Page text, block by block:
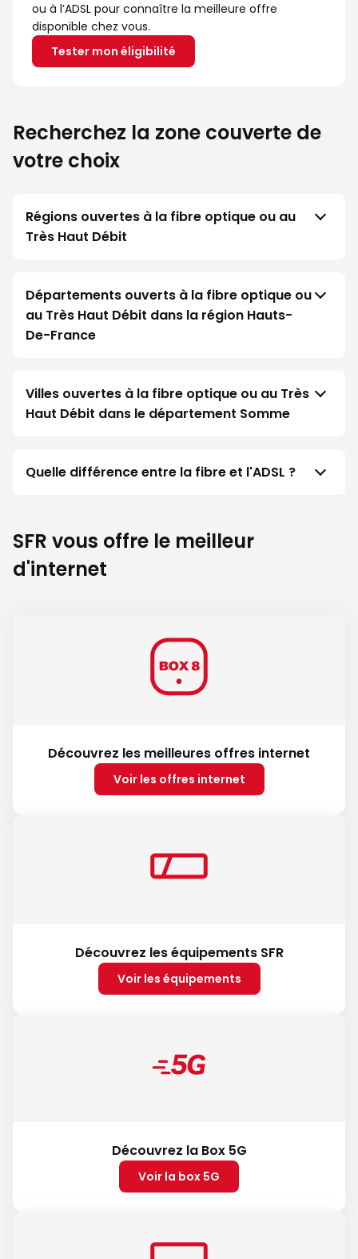
ou à l’ADSL pour connaître la meilleure offre
disponible chez vous.
Tester mon éligibilité
Recherchez la zone couverte de
votre choix
Régions ouvertes à la fibre optique ou au
Très Haut Débit
Départements ouverts à la fibre optique ou
au Très Haut Débit dans la région Hauts-
De-France
Villes ouvertes à la fibre optique ou au Très
Haut Débit dans le département Somme
Quelle différence entre la fibre et l'ADSL ?
SFR vous offre le meilleur
d'internet
Découvrez les meilleures offres internet
Voir les offres internet
Découvrez les équipements SFR
Voir les équipements
Découvrez la Box 5G
Voir la box 5G